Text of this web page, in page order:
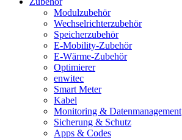
Modulzubehör
Wechselrichterzubehör
Speicherzubehör
E-Mobility-Zubehör
E-Wärme-Zubehör
Optimierer
enwitec
Smart Meter
Kabel
Monitoring & Datenmanagement
Sicherung & Schutz
Apps & Codes